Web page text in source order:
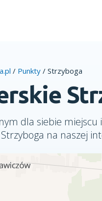
/ Punkty / Strzyboga
dla siebie miejscu
na naszej